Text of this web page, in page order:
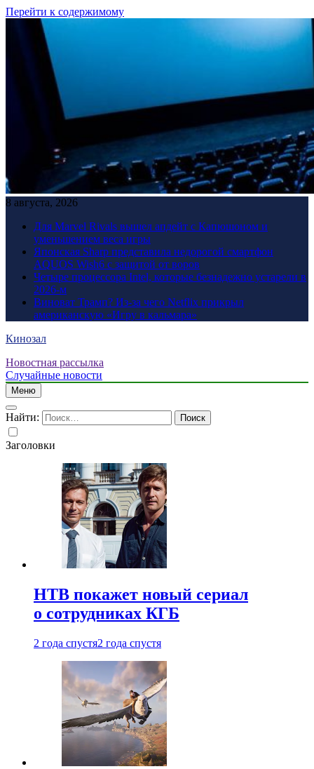
Перейти к содержимому
8 августа, 2026
Для Marvel Rivals вышел апдейт с Капюшоном и
уменьшением веса игры
Японская Sharp представила недорогой смартфон
AQUOS Wish6 с защитой от воров
Четыре процессора Intel, которые безнадежно устарели в
2026-м
Виноват Трамп? Из-за чего Netflix прикрыл
американскую «Игру в кальмара»
Кинозал
Новостная рассылка
Случайные новости
Меню
Найти:
Заголовки
НТВ покажет новый сериал
о сотрудниках КГБ
2 года спустя2 года спустя